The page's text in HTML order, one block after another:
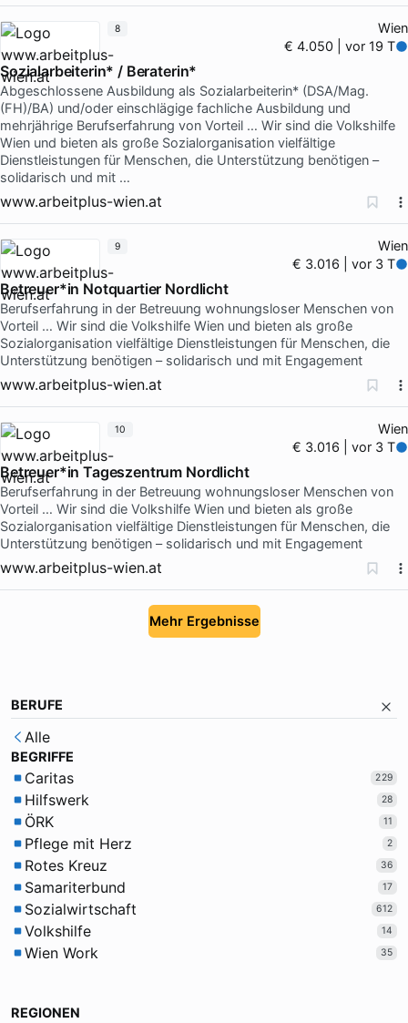
Wien
€ 4.050 | vor 19 T
Sozialarbeiterin* / Beraterin*
Abgeschlossene Ausbildung als Sozialarbeiterin* (DSA/Mag.
(FH)/BA) und/oder einschlägige fachliche Ausbildung und
mehrjährige Berufserfahrung von Vorteil … Wir sind die Volkshilfe
Wien und bieten als große Sozialorganisation vielfältige
Dienstleistungen für Menschen, die Unterstützung benötigen –
solidarisch und mit …
www.arbeitplus-wien.at
8
Wien
€ 3.016 | vor 3 T
Betreuer*in Notquartier Nordlicht
Berufserfahrung in der Betreuung wohnungsloser Menschen von
Vorteil … Wir sind die Volkshilfe Wien und bieten als große
Sozialorganisation vielfältige Dienstleistungen für Menschen, die
Unterstützung benötigen – solidarisch und mit Engagement
www.arbeitplus-wien.at
9
Wien
€ 3.016 | vor 3 T
Betreuer*in Tageszentrum Nordlicht
Berufserfahrung in der Betreuung wohnungsloser Menschen von
Vorteil … Wir sind die Volkshilfe Wien und bieten als große
Sozialorganisation vielfältige Dienstleistungen für Menschen, die
Unterstützung benötigen – solidarisch und mit Engagement
www.arbeitplus-wien.at
10
Mehr Ergebnisse
BERUFE
Alle
BEGRIFFE
Caritas 229
Hilfswerk 28
ÖRK 11
Pflege mit Herz 2
Rotes Kreuz 36
Samariterbund 17
Sozialwirtschaft 612
Volkshilfe 14
Wien Work 35
REGIONEN